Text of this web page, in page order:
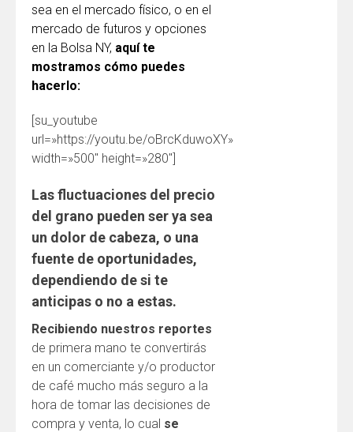
sea en el mercado físico, o en el
mercado de futuros y opciones
en la Bolsa NY, aquí te
mostramos cómo puedes
hacerlo:
[su_youtube
url=»https://youtu.be/oBrcKduwoXY»
width=»500″ height=»280″]
Las fluctuaciones del precio
del grano pueden ser ya sea
un dolor de cabeza, o una
fuente de oportunidades,
dependiendo de si te
anticipas o no a estas.
Recibiendo nuestros reportes
de primera mano te convertirás
en un comerciante y/o productor
de café mucho más seguro a la
hora de tomar las decisiones de
compra y venta, lo cual se